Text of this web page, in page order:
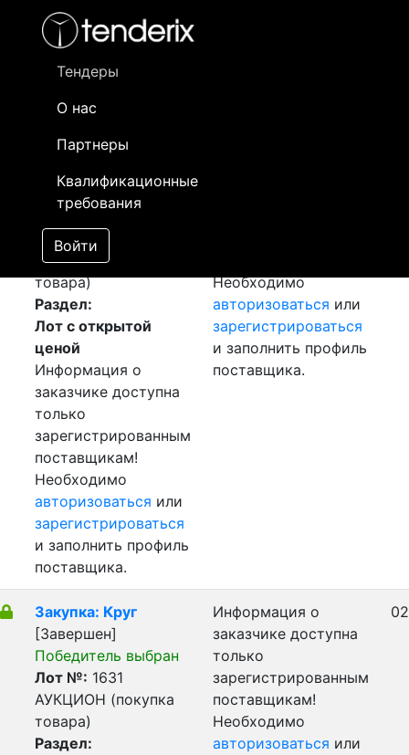
Тендеры
О нас
Партнеры
Квалификационные
требования
Войти
- активный лот
- сохраненный лот (не опубликован)
Закупка: Швеллер и
Уголок[Завершен]
Победитель выбран
Лот №:1632
АУКЦИОН (покупка
товара)
Раздел:
Лот с открытой
ценой
Информация о
заказчике доступна
только
зарегистрированным
поставщикам!
Необходимо
авторизоваться или
зарегистрироваться
и заполнить профиль
поставщика.
Необходимо
авторизоваться или
зарегистрироваться
и заполнить профиль
поставщика.
Закупка: Круг
[Завершен]
Победитель выбран
Лот №: 1631
АУКЦИОН (покупка
товара)
Раздел:
Информация о
заказчике доступна
только
зарегистрированным
поставщикам!
Необходимо
авторизоваться или